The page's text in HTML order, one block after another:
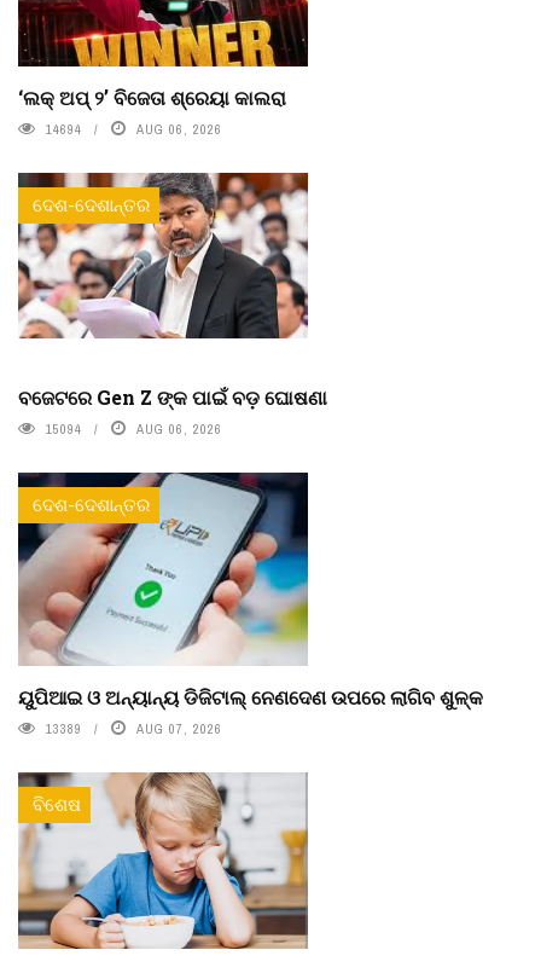
‘ଲକ୍ ଅପ୍ ୨’ ବିଜେତା ଶ୍ରେୟା କାଲରା
14694 AUG 06, 2026
ଦେଶ-ଦେଶାନ୍ତର
ବଜେଟରେ Gen Z ଙ୍କ ପାଇଁ ବଡ଼ ଘୋଷଣା
15094 AUG 06, 2026
ଦେଶ-ଦେଶାନ୍ତର
ୟୁପିଆଇ ଓ ଅନ୍ୟାନ୍ୟ ଡିଜିଟାଲ୍ ନେଣଦେଣ ଉପରେ ଲାଗିବ ଶୁଳ୍କ
13389 AUG 07, 2026
ବିଶେଷ